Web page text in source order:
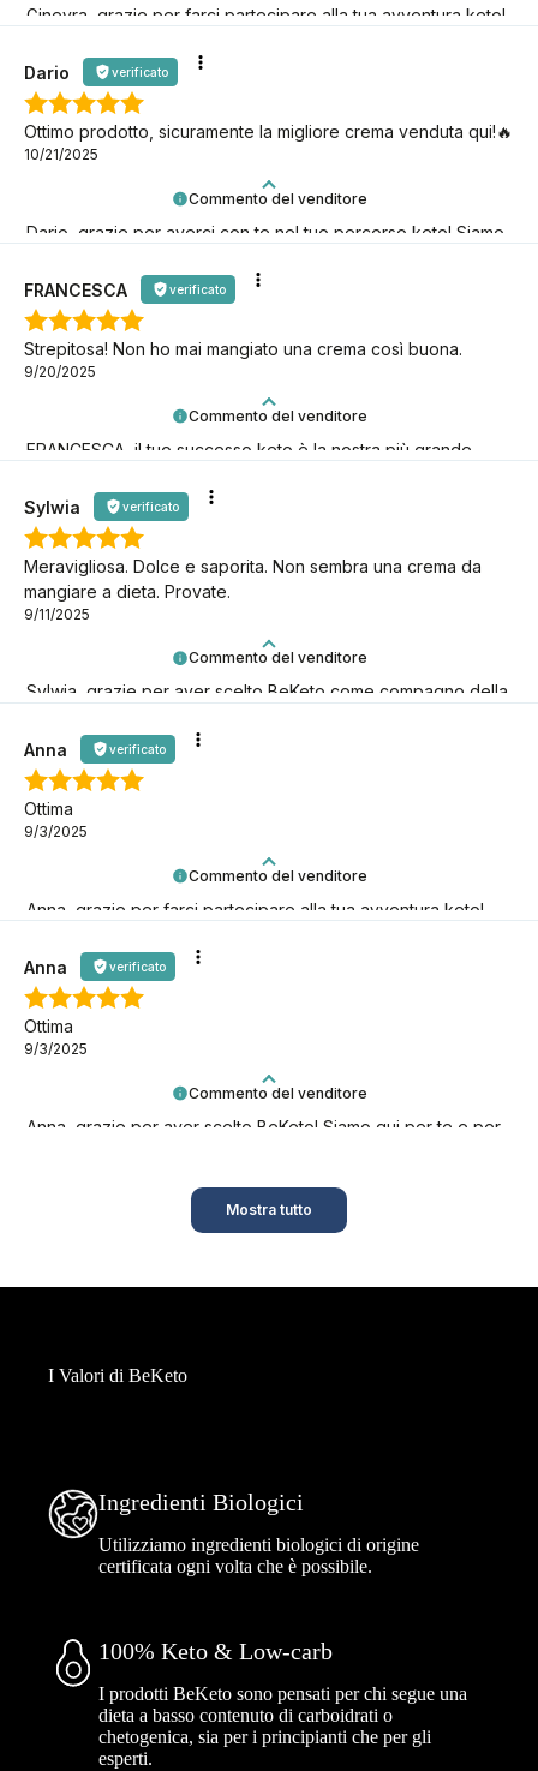
Ginevra, grazie per farci partecipare alla tua avventura keto!
Commento del venditore
Dario, grazie per averci con te nel tuo percorso keto! Siamo
Dario verificato
Ottimo prodotto, sicuramente la migliore crema venduta qui!🔥
10/21/2025
Commento del venditore
FRANCESCA, il tuo successo keto è la nostra più grande
FRANCESCA verificato
Strepitosa! Non ho mai mangiato una crema così buona.
9/20/2025
Commento del venditore
Sylwia, grazie per aver scelto BeKeto come compagno della
Sylwia verificato
Meravigliosa. Dolce e saporita. Non sembra una crema da
mangiare a dieta. Provate.
9/11/2025
Commento del venditore
Anna, grazie per farci partecipare alla tua avventura keto!
Anna verificato
Ottima
9/3/2025
Commento del venditore
Anna, grazie per aver scelto BeKeto! Siamo qui per te e per
Anna verificato
Ottima
9/3/2025
Mostra tutto
I Valori di BeKeto
Ingredienti Biologici
Utilizziamo ingredienti biologici di origine
certificata ogni volta che è possibile.
100% Keto & Low-carb
I prodotti BeKeto sono pensati per chi segue una
dieta a basso contenuto di carboidrati o
chetogenica, sia per i principianti che per gli
esperti.